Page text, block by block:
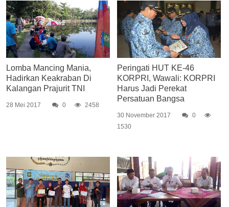
Lomba Mancing Mania,
Hadirkan Keakraban Di
Kalangan Prajurit TNI
28 Mei 2017 0 2458
Peringati HUT KE-46
KORPRI, Wawali: KORPRI
Harus Jadi Perekat
Persatuan Bangsa
30 November 2017
0
1530